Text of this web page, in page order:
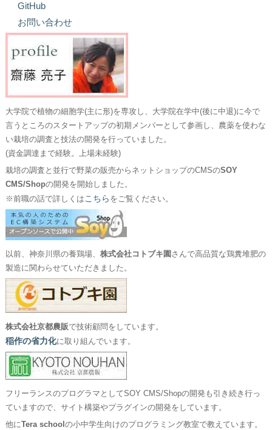
GitHub
お問い合わせ
大学院で植物の細胞学(主に形)を専攻し、大学院在学中(後に中退)に今で
言うところのスタートアップの初期メンバーとして参画し、農薬を使わな
い栽培の調査と技法の開発を行っていました。
(資金調達まで経験。上場未経験)
栽培の調査と並行で野菜の販売からネットショップのCMSのSOY
CMS/Shopの開発を開始しました。
※前職の話で詳しくはこちら をご覧ください。
以前、神奈川県の養鶏場、 株式会社コトブキ園 さんで高品質な鶏糞堆肥の
製造に関わらせていただきました。
株式会社京都農販で技術顧問をしています。
稲作の省力化に取り組んでいます。
フリーランスのプログラマとしてSOY CMS/Shopの開発も引き続き行っ
ていますので、サイト構築やプラグインの開発をしています。
他にTera school の小中学生向けのプログラミング教室で教えています。